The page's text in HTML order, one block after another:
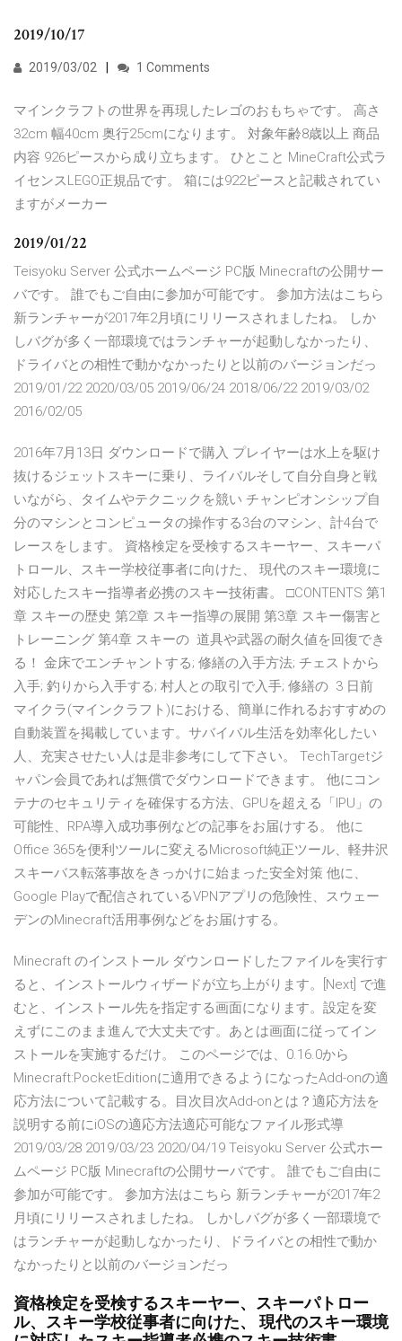
2019/10/17
2019/03/02 1 Comments
マインクラフトの世界を再現したレゴのおもちゃです。 高さ
32cm 幅40cm 奥行25cmになります。 対象年齢8歳以上 商品
内容 926ピースから成り立ちます。 ひとこと MineCraft公式ラ
イセンスLEGO正規品です。 箱には922ピースと記載されてい
ますがメーカー
2019/01/22
Teisyoku Server 公式ホームページ PC版 Minecraftの公開サー
バです。 誰でもご自由に参加が可能です。 参加方法はこちら
新ランチャーが2017年2月頃にリリースされましたね。 しか
しバグが多く一部環境ではランチャーが起動しなかったり、
ドライバとの相性で動かなかったりと以前のバージョンだっ
2019/01/22 2020/03/05 2019/06/24 2018/06/22 2019/03/02
2016/02/05
2016年7月13日 ダウンロードで購入 プレイヤーは水上を駆け
抜けるジェットスキーに乗り、ライバルそして自分自身と戦
いながら、タイムやテクニックを競い チャンピオンシップ自
分のマシンとコンピュータの操作する3台のマシン、計4台で
レースをします。 資格検定を受検するスキーヤー、スキーパ
トロール、スキー学校従事者に向けた、 現代のスキー環境に
対応したスキー指導者必携のスキー技術書。 □CONTENTS 第1
章 スキーの歴史 第2章 スキー指導の展開 第3章 スキー傷害と
トレーニング 第4章 スキーの 道具や武器の耐久値を回復でき
る！ 金床でエンチャントする; 修繕の入手方法; チェストから
入手; 釣りから入手する; 村人との取引で入手; 修繕の 3 日前
マイクラ(マインクラフト)における、簡単に作れるおすすめの
自動装置を掲載しています。サバイバル生活を効率化したい
人、充実させたい人は是非参考にして下さい。 TechTargetジ
ャパン会員であれば無償でダウンロードできます。 他にコン
テナのセキュリティを確保する方法、GPUを超える「IPU」の
可能性、RPA導入成功事例などの記事をお届けする。 他に
Office 365を便利ツールに変えるMicrosoft純正ツール、軽井沢
スキーバス転落事故をきっかけに始まった安全対策 他に、
Google Playで配信されているVPNアプリの危険性、スウェー
デンのMinecraft活用事例などをお届けする。
Minecraft のインストール ダウンロードしたファイルを実行す
ると、インストールウィザードが立ち上がります。[Next] で進
むと、インストール先を指定する画面になります。設定を変
えずにこのまま進んで大丈夫です。あとは画面に従ってイン
ストールを実施するだけ。 このページでは、0.16.0から
Minecraft:PocketEditionに適用できるようになったAdd-onの適
応方法について記載する。目次目次Add-onとは？適応方法を
説明する前にiOSの適応方法適応可能なファイル形式導
2019/03/28 2019/03/23 2020/04/19 Teisyoku Server 公式ホー
ムページ PC版 Minecraftの公開サーバです。 誰でもご自由に
参加が可能です。 参加方法はこちら 新ランチャーが2017年2
月頃にリリースされましたね。 しかしバグが多く一部環境で
はランチャーが起動しなかったり、ドライバとの相性で動か
なかったりと以前のバージョンだっ
資格検定を受検するスキーヤー、スキーパトロー
ル、スキー学校従事者に向けた、 現代のスキー環境